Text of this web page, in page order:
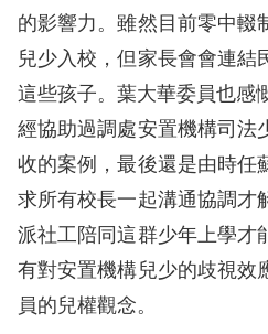
的影響力。雖然目前零中輟
兒少入校，但家長會會連結
這些孩子。葉大華委員也感
經協助過調處安置機構司法
收的案例，最後還是由時任
求所有校長一起溝通協調才
派社工陪同這群少年上學才
有對安置機構兒少的歧視效
員的兒權觀念。